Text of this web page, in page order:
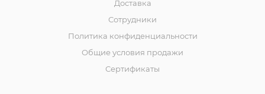
Доставка
Сотрудники
Политика конфиденциальности
Общие условия продажи
Сертификаты